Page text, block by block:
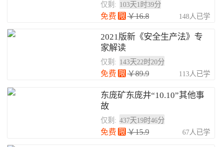
仅剩: 103天1时39分
免费 限 ￥16.8 148人已学
2021版新《安全生产法》专
家解读
仅剩: 143天22时20分
免费 限 ￥89.9 113人已学
东庞矿东庞井“10.10”其他事
故
仅剩: 437天19时46分
免费 限 ￥15.9 67人已学